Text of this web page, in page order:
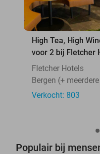
High Tea, High
voor 2 bij Fletcher
Fletcher Hotels
Bergen (+
Verkocht: 803
Populair bij